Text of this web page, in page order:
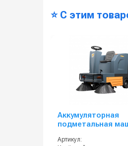
⭐ С этим
Аккумуляторная
подметальная
Chancee U135
Артикул: